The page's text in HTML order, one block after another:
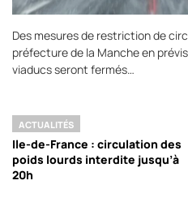
Des mesures de restriction de
préfecture de la Manche en
viaducs seront fermés…
ACTUALITÉS
Ile-de-France : circulation des
poids lourds interdite jusqu’à
20h